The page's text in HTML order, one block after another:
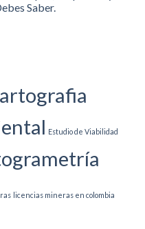
Saber.
Estudio de Viabilidad
licencias mineras en colombia